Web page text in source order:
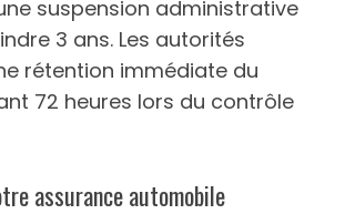
suspension administrative
3 ans. Les autorités
rétention immédiate du
72 heures lors du contrôle
assurance automobile